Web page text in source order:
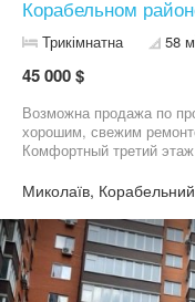
Корабельном
Трикімнатна 58 м
45 000 $
Возможна продажа по
хорошим, свежим
Комфортный третий
шаговой доступности
школы, магазины,
Приглашаю к просмотру,
Миколаїв, Корабельний